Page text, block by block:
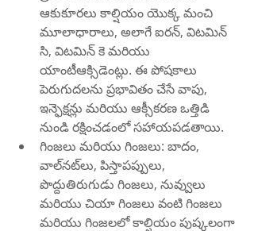
ఆకుకూరలు కాల్షియం యొక్క మంచి
మూలాధారాలు, అలాగే ఐరన్, విటమిన్
సి, విటమిన్ కె మరియు
యాంటీఆక్సిడెంట్లు. ఈ పోషకాలు
పెరుగుదలను ప్రభావితం చేసే వాపు,
ఇన్ఫెక్షన్లు మరియు ఆక్సీకరణ ఒత్తిడి
నుండి రక్షించడంలో సహాయపడతాయి.
గింజలు మరియు గింజలు: బాదం,
వాల్‌నట్‌లు, పిస్తాపప్పులు,
పొద్దుతిరుగుడు గింజలు, నువ్వులు
మరియు చియా గింజలు వంటి గింజలు
మరియు గింజలలో కాల్షియం పుష్కలంగా